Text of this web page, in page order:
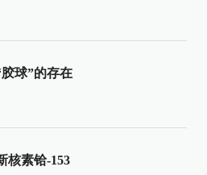
球”的存在
核素铪-153